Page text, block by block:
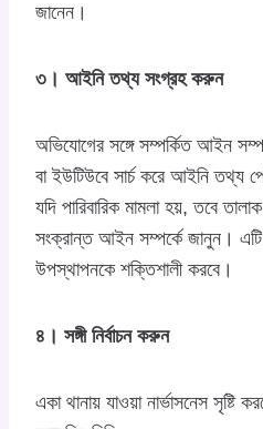
জানেন।
৩। আইনি তথ্য সংগ্রহ করুন
অভিযোগের সঙ্গে সম্পর্কিত আইন
বা ইউটিউবে সার্চ করে আইনি তথ্য
যদি পারিবারিক মামলা হয়, তবে
সংক্রান্ত আইন সম্পর্কে জানুন।
উপস্থাপনকে শক্তিশালী করবে।
৪। সঙ্গী নির্বাচন করুন
একা থানায় যাওয়া নার্ভাসনেস